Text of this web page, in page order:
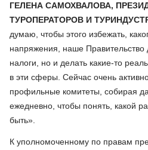
ГЕЛЕНА САМОХВАЛОВА,
ТУРОПЕРАТОРОВ И
думаю, чтобы этого избежать,
напряжения, наше Правительство
налоги, но и делать какие-то
в эти сферы. Сейчас очень
профильные комитеты, собирая
ежедневно, чтобы понять, какой
быть».
К уполномоченному по правам